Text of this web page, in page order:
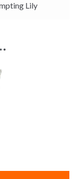
Lily